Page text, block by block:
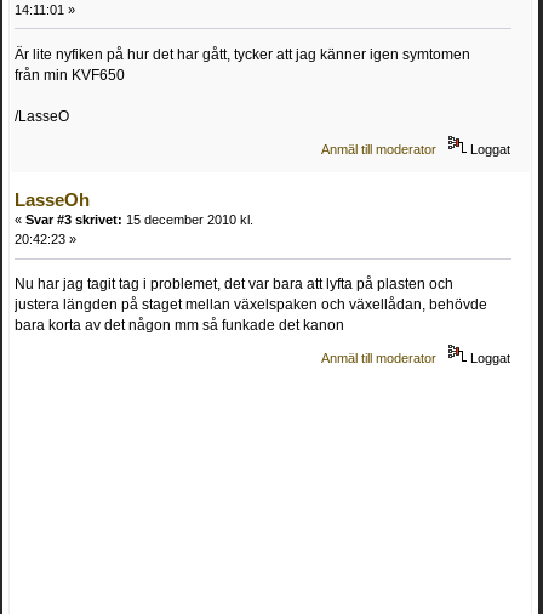
14:11:01 »
Är lite nyfiken på hur det har gått, tycker att jag känner igen symtomen
från min KVF650
/LasseO
Anmäl till moderator Loggat
LasseOh
« Svar #3 skrivet: 15 december 2010 kl.
20:42:23 »
Nu har jag tagit tag i problemet, det var bara att lyfta på plasten och
justera längden på staget mellan växelspaken och växellådan, behövde
bara korta av det någon mm så funkade det kanon
Anmäl till moderator Loggat